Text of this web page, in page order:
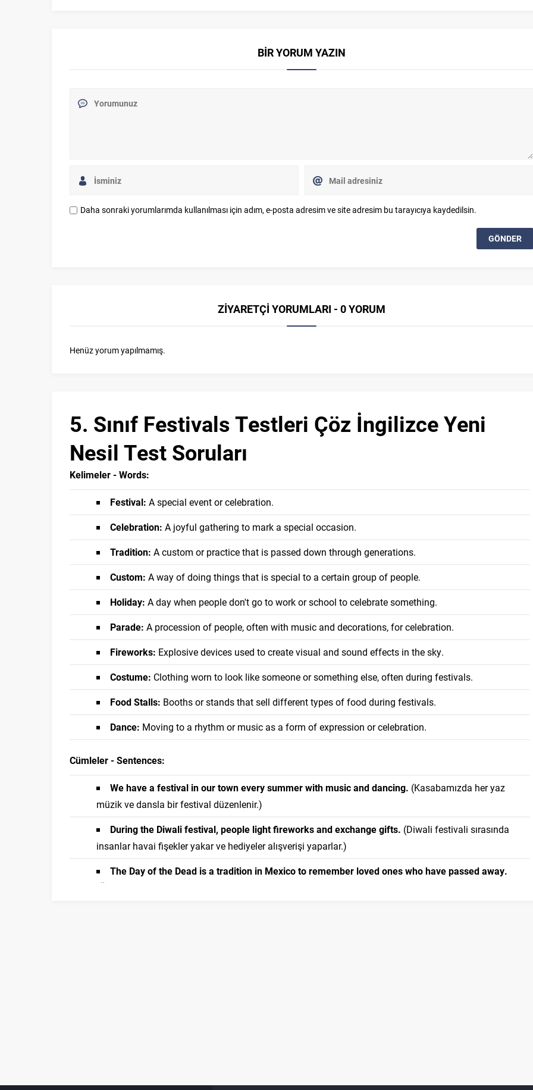
BİR YORUM YAZIN
Daha sonraki yorumlarımda kullanılması için adım, e-posta adresim ve site adresim bu tarayıcıya kaydedilsin.
ZİYARETÇİ YORUMLARI - 0 YORUM
Henüz yorum yapılmamış.
5. Sınıf Festivals Testleri Çöz İngilizce Yeni
Nesil Test Soruları
Kelimeler - Words:
Festival: A special event or celebration.
Celebration: A joyful gathering to mark a special occasion.
Tradition: A custom or practice that is passed down through generations.
Custom: A way of doing things that is special to a certain group of people.
Holiday: A day when people don't go to work or school to celebrate something.
Parade: A procession of people, often with music and decorations, for celebration.
Fireworks: Explosive devices used to create visual and sound effects in the sky.
Costume: Clothing worn to look like someone or something else, often during festivals.
Food Stalls: Booths or stands that sell different types of food during festivals.
Dance: Moving to a rhythm or music as a form of expression or celebration.
Cümleler - Sentences:
We have a festival in our town every summer with music and dancing. (Kasabamızda her yaz
müzik ve dansla bir festival düzenlenir.)
During the Diwali festival, people light fireworks and exchange gifts. (Diwali festivali sırasında
insanlar havai fişekler yakar ve hediyeler alışverişi yaparlar.)
The Day of the Dead is a tradition in Mexico to remember loved ones who have passed away.